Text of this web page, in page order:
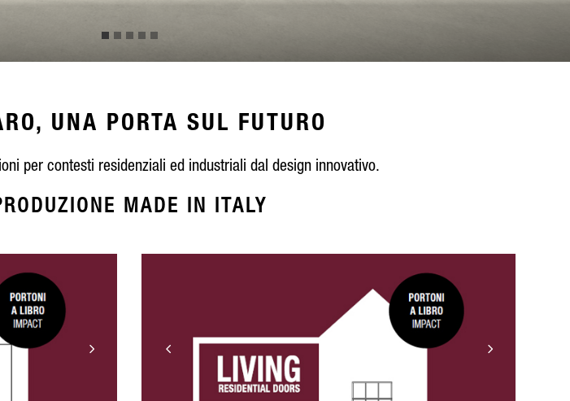
UNA PORTA SUL FUTURO
per contesti residenziali ed industriali dal design innovativo.
MADE IN ITALY